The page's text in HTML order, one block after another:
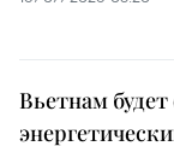
Вьетнам